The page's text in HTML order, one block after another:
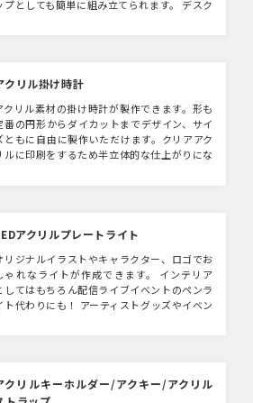
プとしても簡単に組み立てられます。 デスク
デザイン可能。プレート込みのセットで納品
。 デザインのアイデアでケースを作成した
、ステージを再現したりと自由度MAX！
クリル掛け時計
クリル素材の掛け時計が製作できます。形も
番の円形からダイカットまでデザイン、サイ
ともに自由に製作いただけます。クリアアク
ルに印刷をするため半立体的な仕上がりにな
アクリルプレートライト
リジナルイラストやキャラクター、ロゴでお
ゃれなライトが作成できます。 インテリア
してはもちろん配信ライブイベントのペンラ
ト代わりにも！ アーティストグッズやイベン
クリルキーホルダー/アクキー/アクリル